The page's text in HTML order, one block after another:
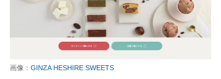
画像： GINZA HESHIRE SWEETS